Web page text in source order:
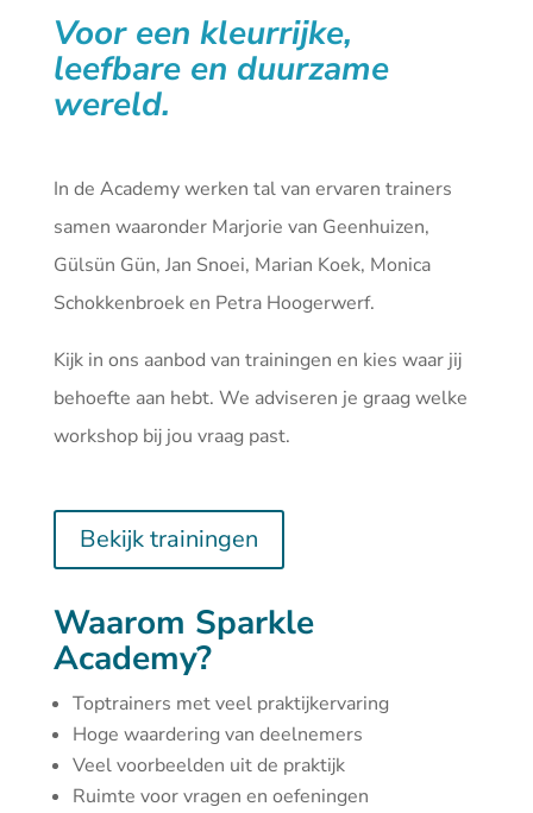
Voor een kleurrijke,
leefbare en duurzame
wereld.
In de Academy werken tal van ervaren trainers
samen waaronder Marjorie van Geenhuizen,
Gülsün Gün, Jan Snoei, Marian Koek, Monica
Schokkenbroek en Petra Hoogerwerf.
Kijk in ons aanbod van trainingen en kies waar jij
behoefte aan hebt. We adviseren je graag welke
workshop bij jou vraag past.
Bekijk trainingen
Waarom Sparkle
Academy?
Toptrainers met veel praktijkervaring
Hoge waardering van deelnemers
Veel voorbeelden uit de praktijk
Ruimte voor vragen en oefeningen